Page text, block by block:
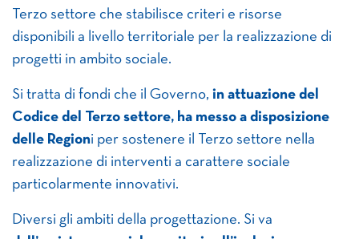
Terzo settore che stabilisce criteri e risorse
disponibili a livello territoriale per la realizzazione di
progetti in ambito sociale.
Si tratta di fondi che il Governo, in attuazione del
Codice del Terzo settore, ha messo a disposizione
delle Regioni per sostenere il Terzo settore nella
realizzazione di interventi a carattere sociale
particolarmente innovativi.
Diversi gli ambiti della progettazione. Si va